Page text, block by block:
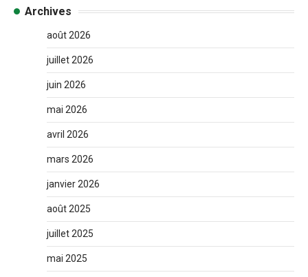
Archives
août 2026
juillet 2026
juin 2026
mai 2026
avril 2026
mars 2026
janvier 2026
août 2025
juillet 2025
mai 2025